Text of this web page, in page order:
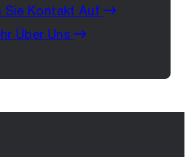
Sie Kontakt Auf
Über Uns